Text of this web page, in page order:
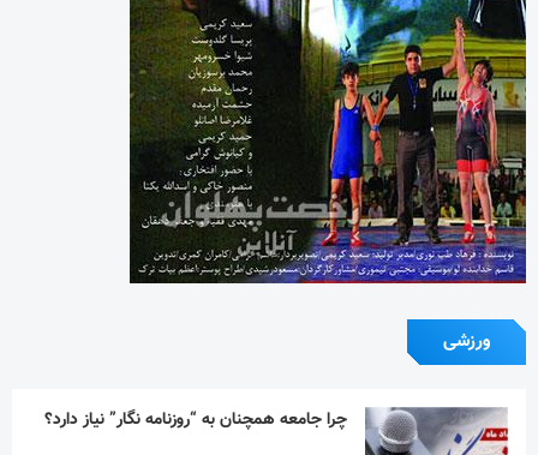
ورزشی
چرا جامعه همچنان به “روزنامه نگار” نیاز دارد؟